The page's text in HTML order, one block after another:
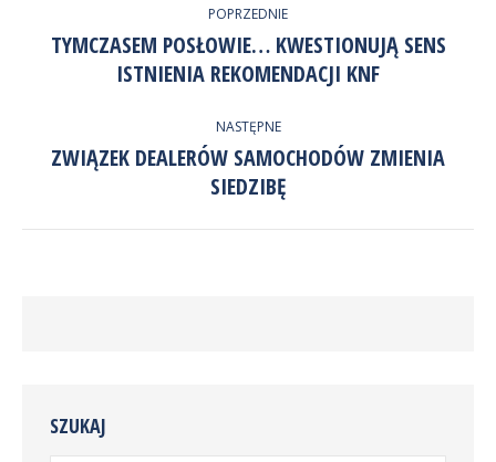
Twitter
WPISÓW
POPRZEDNIE
Poprzedni
wpis:
TYMCZASEM POSŁOWIE… KWESTIONUJĄ SENS
ISTNIENIA REKOMENDACJI KNF
NASTĘPNE
Następny
wpis:
ZWIĄZEK DEALERÓW SAMOCHODÓW ZMIENIA
SIEDZIBĘ
SZUKAJ